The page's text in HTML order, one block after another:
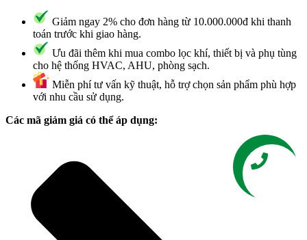
Giảm ngay 2% cho đơn hàng từ 10.000.000đ khi thanh
toán trước khi giao hàng.
Ưu đãi thêm khi mua combo lọc khí, thiết bị và phụ tùng
cho hệ thống HVAC, AHU, phòng sạch.
Miễn phí tư vấn kỹ thuật, hỗ trợ chọn sản phẩm phù hợp
với nhu cầu sử dụng.
Các mã giảm giá có thể áp dụng:
Liên hệ